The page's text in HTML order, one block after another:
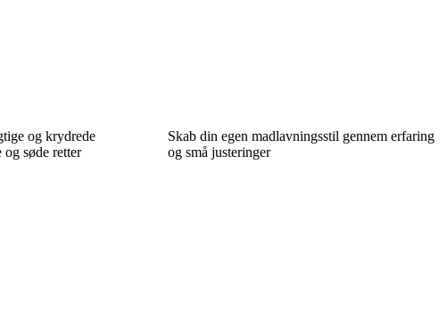
og krydrede
og søde retter
Skab din egen madlavningsstil gennem erfaring
og små justeringer